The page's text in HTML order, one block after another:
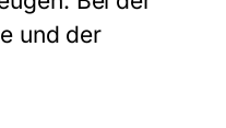
und der